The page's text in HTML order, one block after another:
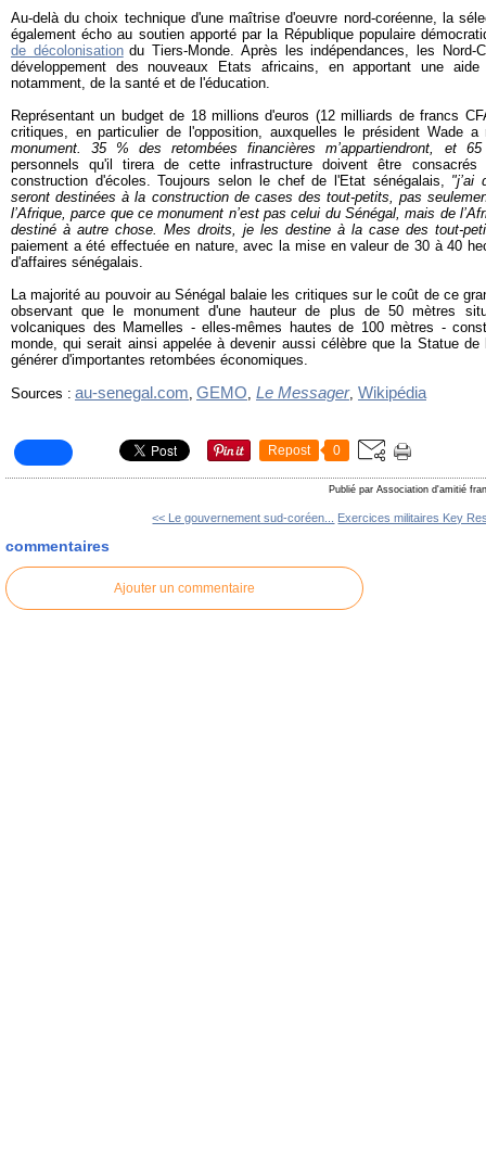
Au-delà du choix technique d'une maîtrise d'oeuvre nord-coréenne, la
également écho au soutien apporté par la République populaire
de décolonisation du Tiers-Monde. Après les indépendances, les Nord-
développement des nouveaux Etats africains, en apportant une
notamment, de la santé et de l'éducation.
Représentant un budget de 18 millions d'euros (12 milliards de francs
critiques, en particulier de l'opposition, auxquelles le président Wade
monument. 35 % des retombées financières m’appartiendront, et
personnels qu'il tirera de cette infrastructure doivent être
construction d'écoles. Toujours selon le chef de l'Etat sénégalais, "j’ai
seront destinées à la construction de cases des tout-petits, pas
l’Afrique, parce que ce monument n’est pas celui du Sénégal, mais de
destiné à autre chose. Mes droits, je les destine à la case des tout-
paiement a été effectuée en nature, avec la mise en valeur de 30 à 40
d'affaires sénégalais.
La majorité au pouvoir au Sénégal balaie les critiques sur le coût de ce
observant que le monument d'une hauteur de plus de 50 mètres
volcaniques des Mamelles - elles-mêmes hautes de 100 mètres -
monde, qui serait ainsi appelée à devenir aussi célèbre que la Statue
générer d'importantes retombées économiques.
Sources : au-senegal.com, GEMO, Le Messager, Wikipédia
Repost 0
Publié par Association d'amitié
<< Le gouvernement sud-coréen... Exercices militaires Key
commentaires
Ajouter un commentaire